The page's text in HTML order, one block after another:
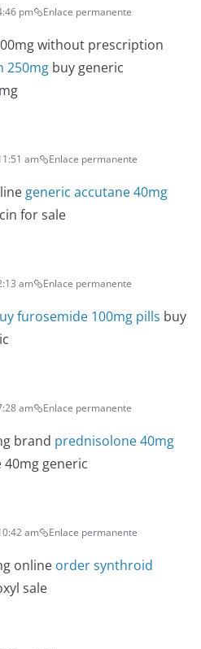
pm Enlace permanente
without prescription
250mg buy generic
am Enlace permanente
generic accutane 40mg
for sale
am Enlace permanente
furosemide 100mg pills buy
am Enlace permanente
brand prednisolone 40mg
generic
am Enlace permanente
online order synthroid
sale